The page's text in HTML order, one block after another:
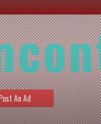
An Ad